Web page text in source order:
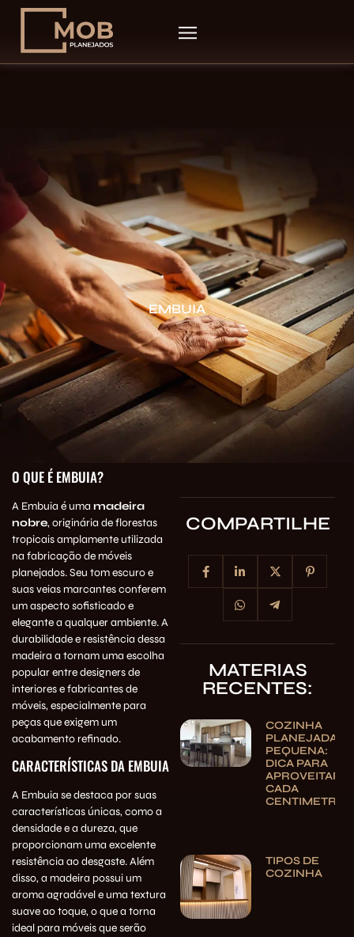
EMBUIA
O QUE É EMBUIA?
A Embuia é uma madeira
nobre, originária deflorestas
tropicaisamplamente utilizada
na fabricação de móveis
planejados. Seu tom escuro e
suas veias marcantes conferem
um aspecto sofisticado e
elegante a qualquer ambiente. A
durabilidade e resistência dessa
madeira a tornam uma escolha
popular entre designers de
interiores e fabricantes de
móveis, especialmente para
peças que exigem um
acabamento refinado.
CARACTERÍSTICAS DA EMBUIA
A Embuia se destaca por suas
características únicas, como a
densidade e a dureza, que
proporcionam uma excelente
resistência ao desgaste. Além
disso, a madeira possui um
aroma agradável e uma textura
suave ao toque, o que a torna
ideal para móveis que serão
COMPARTILHE
MATERIAS
RECENTES:
COZINHA
PLANEJADA
PEQUENA:
DICA PARA
APROVEITAR
CADA
CENTIMETRO
TIPOS DE
COZINHA